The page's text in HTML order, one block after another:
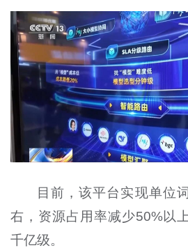
目前，该平台实现单位
右，资源占用率减少50%以
千亿级。